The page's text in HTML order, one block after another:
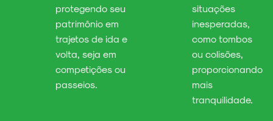
protegendo seu
patrimônio em
trajetos de ida e
volta, seja em
competições ou
passeios.
situações
inesperadas,
como tombos
ou colisões,
proporcionando
mais
tranquilidade.